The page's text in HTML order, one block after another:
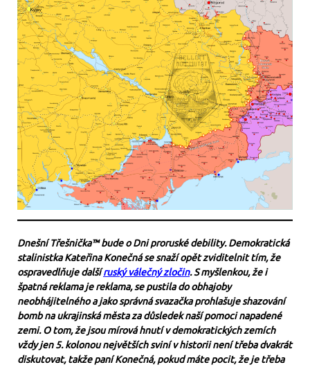
Dnešní Třešnička™ bude o Dni proruské debility. Demokratická
stalinistka Kateřina Konečná se snaží opět zviditelnit tím, že
ospravedlňuje dalšíruský válečný zločin. S myšlenkou, že i
špatná reklama je reklama, se pustila do obhajoby
neobhájitelného a jako správná svazačka prohlašuje shazování
bomb na ukrajinská města za důsledek naší pomoci napadené
zemi. O tom, že jsou mírová hnutí v demokratických zemích
vždy jen 5. kolonou největších sviní v historii není třeba dvakrát
diskutovat, takže paní Konečná, pokud máte pocit, že je třeba